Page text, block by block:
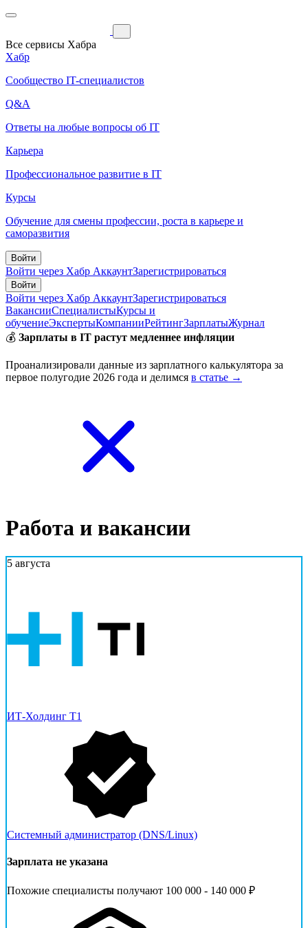
Все сервисы Хабра
Хабр
Сообщество IT-специалистов
Q&A
Ответы на любые вопросы об IT
Карьера
Профессиональное развитие в IT
Курсы
Обучение для смены профессии, роста в карьере и
саморазвития
Войти
Войти через Хабр АккаунтЗарегистрироваться
Войти
Войти через Хабр АккаунтЗарегистрироваться
ВакансииСпециалистыКурсы и
обучениеЭкспертыКомпанииРейтингЗарплатыЖурнал
💰 Зарплаты в IT растут медленнее инфляции
Проанализировали данные из зарплатного калькулятора за
первое полугодие 2026 года и делимся в статье →
Работа и вакансии
5 августа
ИТ-Холдинг Т1
Системный администратор (DNS/Linux)
Зарплата не указана
Похожие специалисты получают 100 000 - 140 000 ₽